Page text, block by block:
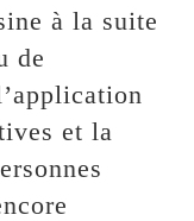
à la suite
de
et la